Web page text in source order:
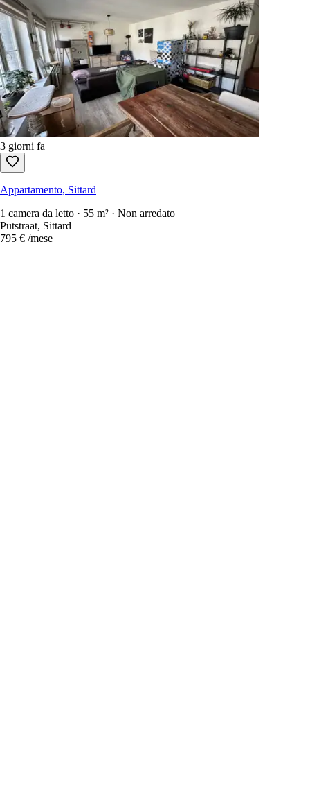
3 giorni fa
Appartamento, Sittard
1 camera da letto · 55 m² · Non arredato
Putstraat, Sittard
795 € /mese